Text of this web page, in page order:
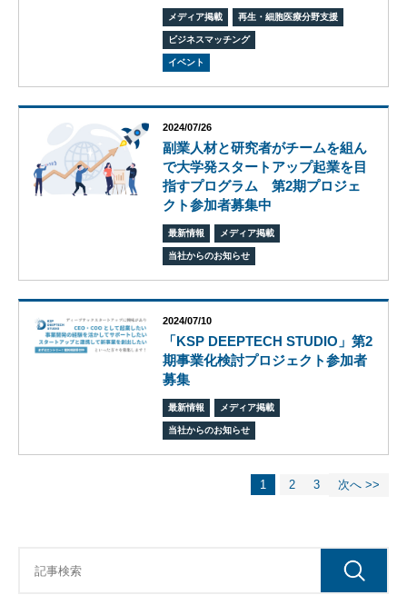
動
グ
メディア掲載 再生・細胞医療分野支援
ビジネスマッチング
イベント
2024/07/26
副業人材と研究者がチームを組ん
で大学発スタートアップ起業を目
指すプログラム 第2期プロジェ
クト参加者募集中
最新情報 メディア掲載
当社からのお知らせ
2024/07/10
「KSP DEEPTECH STUDIO」第2
期事業化検討プロジェクト参加者
募集
最新情報 メディア掲載
当社からのお知らせ
1 2 3 次へ >>